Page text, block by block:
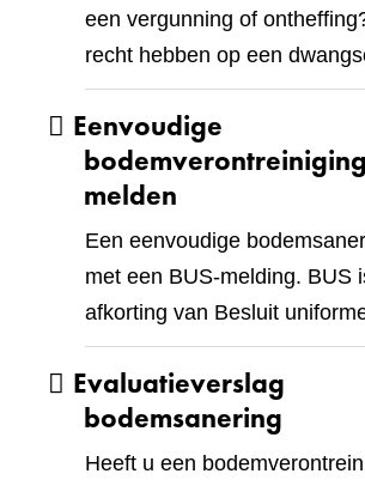
een vergunning of
recht hebben op een
Eenvoudige
melden
Een eenvoudige
met een BUS-melding. BUS
afkorting van Besluit
Evaluatieverslag
bodemsanering
Heeft u een